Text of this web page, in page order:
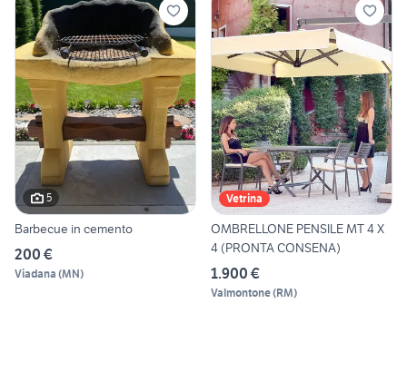
5
Barbecue in cemento
200 €
Viadana (MN)
Vetrina
OMBRELLONE PENSILE MT 4 X
4 (PRONTA CONSENA)
1.900 €
Valmontone(RM)